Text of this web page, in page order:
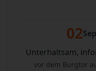
02
Unterhaltsam,
vor dem Burgtor